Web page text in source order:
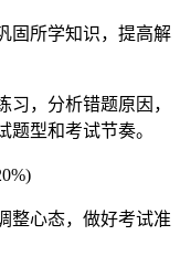
所学知识，提高解
，分析错题原因，
型和考试节奏。
心态，做好考试准